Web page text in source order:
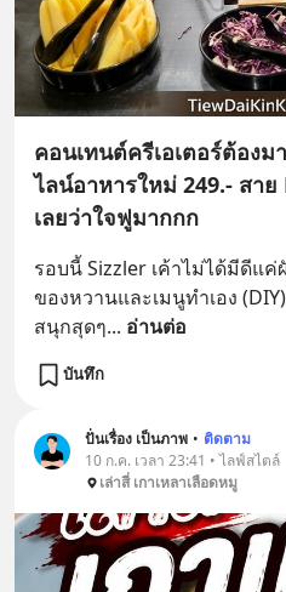
คอนเทนต์ครีเอเตอร์ต้อง
ไลน์อาหารใหม่ 249.- สา
เลยว่าใจฟูมากกก
รอบนี้ Sizzler เค้าไม่ได้มีดีแ
ของหวานและเมนูทำเอง
สนุกสุดๆ... อ่านต่อ
บันทึก
ปั่นเรื่อง เป็นภาพ • ติดตาม
10 ก.ค. เวลา 23:41 • ไลฟ์สไตล์
เล่าสี่ เกาเหลาเลือดหมู